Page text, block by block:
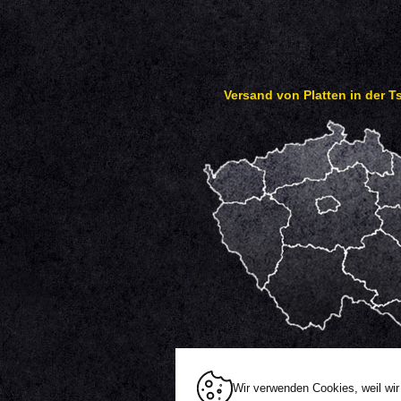
Versand von Platten in der
Alle Rechte vorbehalten | Sitemap|
Wir verwenden Cookies, weil